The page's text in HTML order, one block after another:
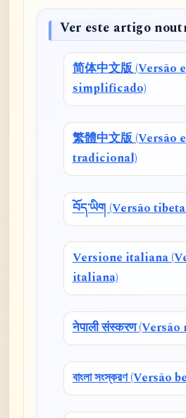
Ver este artigo
简体中文版 (Versão
simplificado)
繁體中文版 (Versão
tradicional)
བོད་ཡིག (Versão
Versione italiana
italiana)
नेपाली संस्करण
বাংলা সংস্করণ (Versão